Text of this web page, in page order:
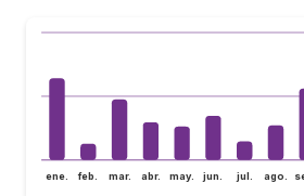
ene. feb. mar. abr. may. jun. jul. ago.